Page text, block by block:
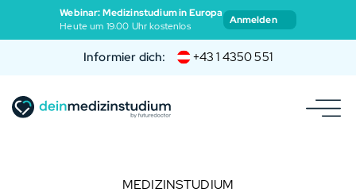
Webinar: Medizinstudium in Europa
Heute um 19:00 Uhr kostenlos
Anmelden
Informier dich: +43 1 4350 551
MEDIZINSTUDIUM